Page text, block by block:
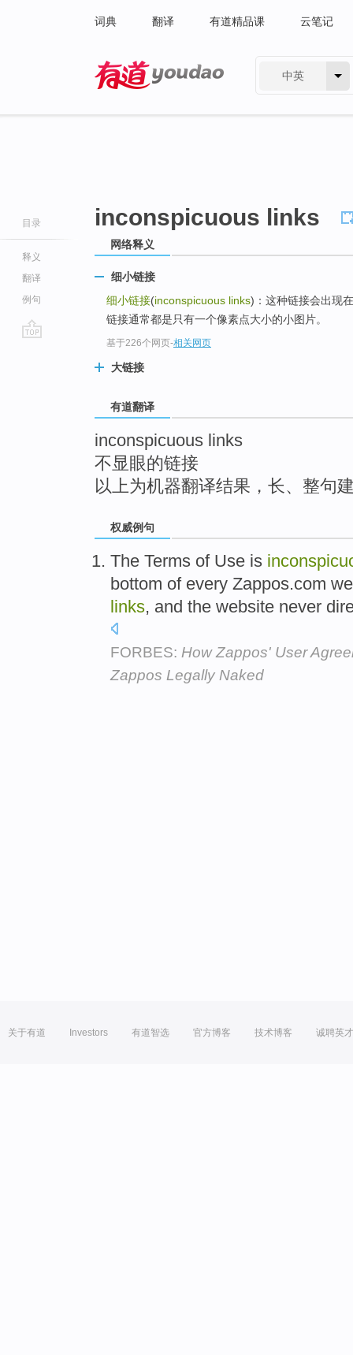
词典 翻译 有道精品课 云笔记
中英
目录
释义
翻译
例句
inconspicuous links
网络释义
细小链接
细小链接(inconspicuous links)：这种链接会出现
链接通常都是只有一个像素点大小的小图片。
基于226个网页-相关网页
大链接
有道翻译
inconspicuous links
不显眼的链接
以上为机器翻译结果，长、整句
权威例句
The Terms of Use is
bottom of every Zappos.com
links, and the website never
FORBES: How Zappos' User
Zappos Legally Naked
关于有道 Investors 有道智选 官方博客 技术博客 诚聘英才